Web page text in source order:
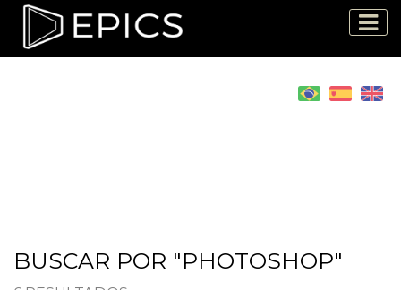
BUSCAR POR "PHOTOSHOP"